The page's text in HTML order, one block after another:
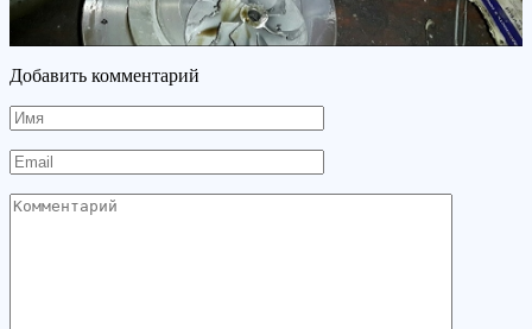
Добавить комментарий
Имя
Email
Комментарий